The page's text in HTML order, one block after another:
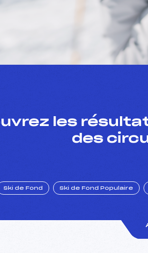
les
des
Ski de Fond Ski de Fond Populaire